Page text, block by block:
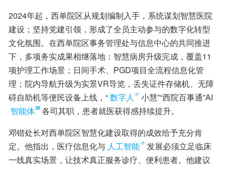
2024年起，西单院区从规划编制入手，系统谋划智慧医院
建设；坚持党建引领，形成了全员主动参与的数字化转型
文化氛围。在西单院区事务管理处与信息中心的共同推进
下，多项务实成果相继落地：智慧病房升级完成，覆盖11
项护理工作场景；日间手术、PGD项目全流程信息化管
理；院内导航升级为实景VR导览，丢失证件存储机、无障
碍自助机等便民设备上线，“数字人
小慧”“西院百事通”AI
智能体
各司其职，患者就医获得感持续提升。
邓锴处长对西单院区智慧化建设取得的成效给予充分肯
定。他指出，医疗信息化与 人工智能
发展必须立足临床
一线真实场景，让技术真正服务诊疗、便利患者。他建议